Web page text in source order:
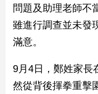
會
點
觀
問題及助理老師不
雖進行調查並未發
滿意。
9月4日，鄭姓家長
然從背後揮拳重擊